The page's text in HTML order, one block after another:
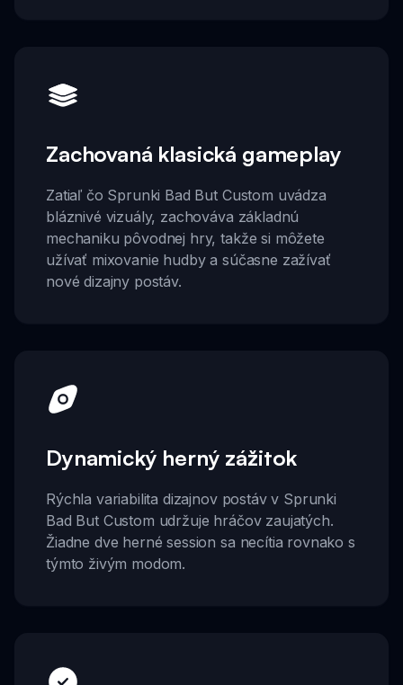
Zachovaná klasická gameplay
Zatiaľ čo Sprunki Bad But Custom uvádza
bláznivé vizuály, zachováva základnú
mechaniku pôvodnej hry, takže si môžete
užívať mixovanie hudby a súčasne zažívať
nové dizajny postáv.
Dynamický herný zážitok
Rýchla variabilita dizajnov postáv v Sprunki
Bad But Custom udržuje hráčov zaujatých.
Žiadne dve herné session sa necítia rovnako s
týmto živým modom.